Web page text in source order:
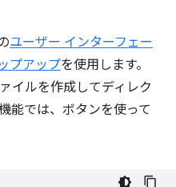
ユーザー インターフェー
プアップを使用します。
イルを作成してディレク
能では、ボタンを使って